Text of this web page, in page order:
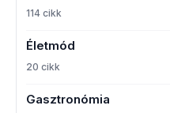
114 cikk
Életmód
20 cikk
Gasztronómia